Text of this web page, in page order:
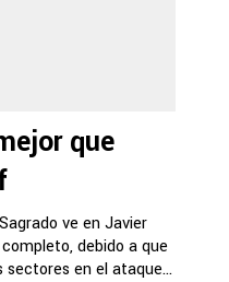
que
ve en Javier
debido a que
en el ataque...